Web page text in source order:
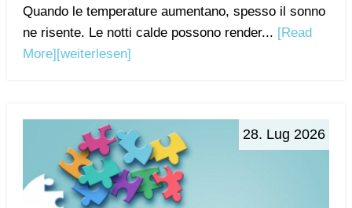
Quando le temperature aumentano, spesso il sonno
ne risente. Le notti calde possono render... [Read
More] [weiterlesen]
28. Lug 2026